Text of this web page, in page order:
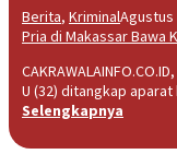
Berita, KriminalAgustus
Pria di Makassar Bawa
U (32) ditangkap
Selengkapnya